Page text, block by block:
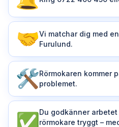
Vi matchar dig med
Furulund.
Rörmokaren kommer
problemet.
Du godkänner
rörmokare tryggt –